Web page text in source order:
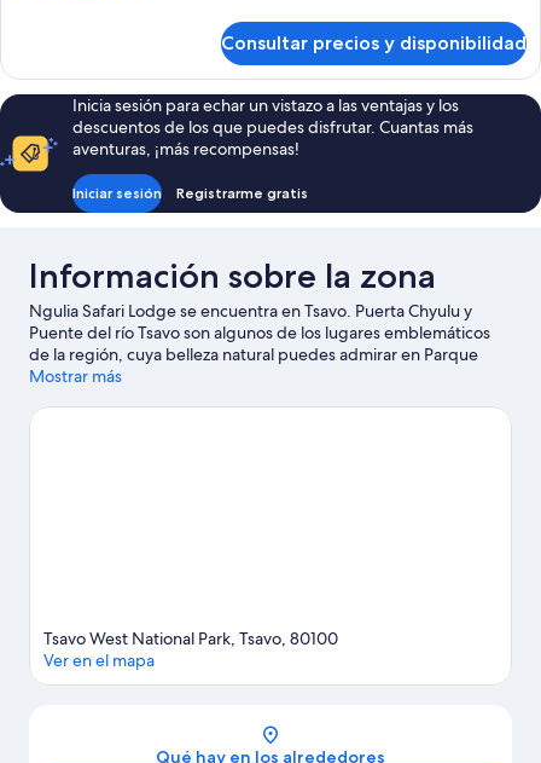
cama
doble
o
individuales
con
cama
doble
o
individuales
Consultar precios y disponibilidad
Inicia sesión para echar un vistazo a las ventajas y los
descuentos de los que puedes disfrutar. Cuantas más
aventuras, ¡más recompensas!
Iniciar sesión Registrarme gratis
Información sobre la zona
Ngulia Safari Lodge se encuentra en Tsavo. Puerta Chyulu y
Puente del río Tsavo son algunos de los lugares emblemáticos
de la región, cuya belleza natural puedes admirar en Parque
Nacional Tsavo West y Manantiales de Mzima. Descubre la fauna
probar un safari en 4x4 y un safari fotográfico.
Mostrar más
Mapa
Tsavo West National Park, Tsavo, 80100
Ver en el mapa
Qué hay en los alrededores